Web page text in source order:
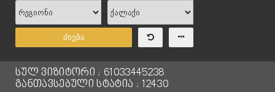
ძიება
სულ ვიზიტორი : 61033445238
განთავსებული სტატია : 12430